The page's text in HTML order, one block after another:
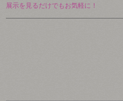
展示を見るだけでもお気軽に！